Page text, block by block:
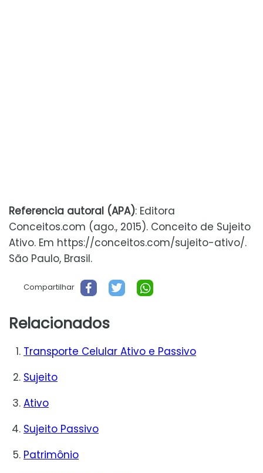
Referencia autoral (APA): Editora
Conceitos.com (ago., 2015). Conceito de Sujeito
Ativo. Em https://conceitos.com/sujeito-ativo/.
São Paulo, Brasil.
Compartilhar
Relacionados
Transporte Celular Ativo e Passivo
Sujeito
Ativo
Sujeito Passivo
Patrimônio